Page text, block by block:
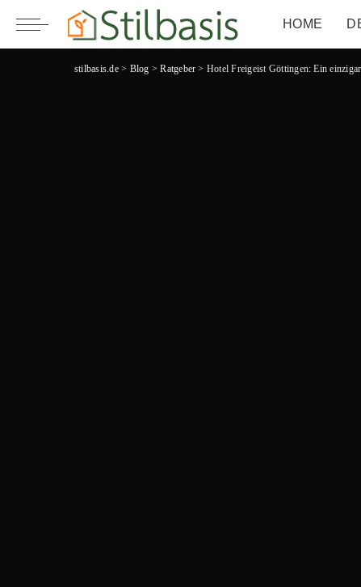
HOME
stilbasis.de> Blog >Ratgeber > Hotel Freigeist Göttingen: Ein